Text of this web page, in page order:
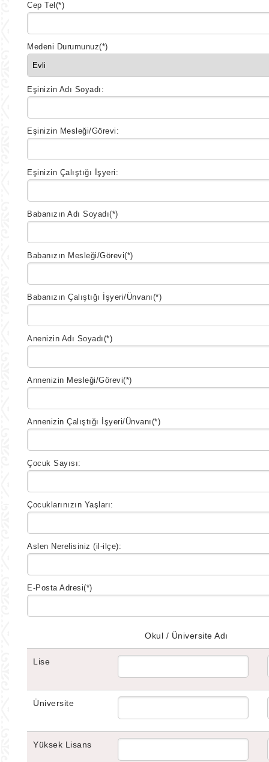
Cep Tel (*)
Medeni Durumunuz(*)
Eşinizin Adı Soyadı:
Eşinizin Mesleği/Görevi:
Eşinizin Çalıştığı İşyeri:
Babanızın Adı Soyadı(*)
Babanızın Mesleği/Görevi(*)
Babanızın Çalıştığı İşyeri/Ünvanı(*)
Anenizin Adı Soyadı(*)
Annenizin Mesleği/Görevi(*)
Annenizin Çalıştığı İşyeri/Ünvanı(*)
Çocuk Sayısı:
Çocuklarınızın Yaşları:
Aslen Nerelisiniz (il-ilçe):
E-Posta Adresi(*)
Okul / Üniversite Adı
Lise
Üniversite
Yüksek Lisans